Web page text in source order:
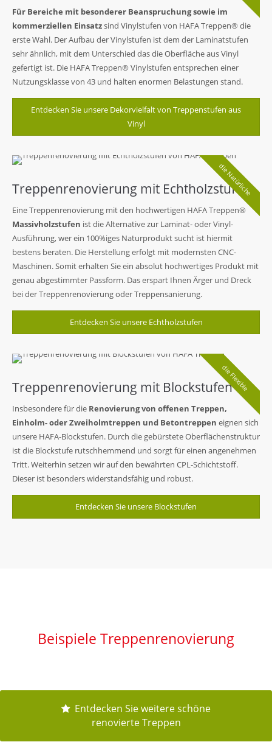
Für Bereiche mit besonderer Beanspruchung sowie im
kommerziellen Einsatzsind Vinylstufen von HAFA Treppen® die
erste Wahl. Der Aufbau der Vinylstufen ist dem der Laminatstufen
sehr ähnlich, mit dem Unterschied das die Oberfläche aus Vinyl
gefertigt ist. Die HAFA Treppen® Vinylstufen entsprechen einer
Nutzungsklasse von 43 und halten enormen Belastungen stand.
Entdecken Sie unsere Dekorvielfalt von Treppenstufen aus
Vinyl
die Natürliche
Treppenrenovierung mit Echtholzstufen
Eine Treppenrenovierung mit den hochwertigen HAFA Treppen®
Massivholzstufen ist die Alternative zur Laminat- oder Vinyl-
Ausführung, wer ein 100%iges Naturprodukt sucht ist hiermit
bestens beraten. Die Herstellung erfolgt mit modernsten CNC-
Maschinen. Somit erhalten Sie ein absolut hochwertiges Produkt mit
genau abgestimmter Passform. Das erspart Ihnen Ärger und Dreck
bei der Treppenrenovierung oder Treppensanierung.
Entdecken Sie unsere Echtholzstufen
die Flexible
Treppenrenovierung mit Blockstufen
Insbesondere für die Renovierung von offenen Treppen,
Einholm- oder Zweiholmtreppen und Betontreppen eignen sich
unsere HAFA-Blockstufen. Durch die gebürstete Oberflächenstruktur
ist die Blockstufe rutschhemmend und sorgt für einen angenehmen
Tritt. Weiterhin setzen wir auf den bewährten CPL-Schichtstoff.
Dieser ist besonders widerstandsfähig und robust.
Entdecken Sie unsere Blockstufen
Beispiele Treppenrenovierung
Entdecken Sie weitere schöne
renovierte Treppen